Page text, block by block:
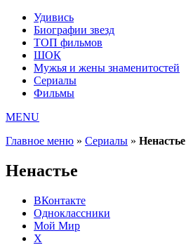
Удивись
Биографии звезд
ТОП фильмов
ШОК
Мужья и жены знаменитостей
Сериалы
Фильмы
MENU
Главное меню » Сериалы » Ненастье
Ненастье
ВКонтакте
Одноклассники
Мой Мир
X